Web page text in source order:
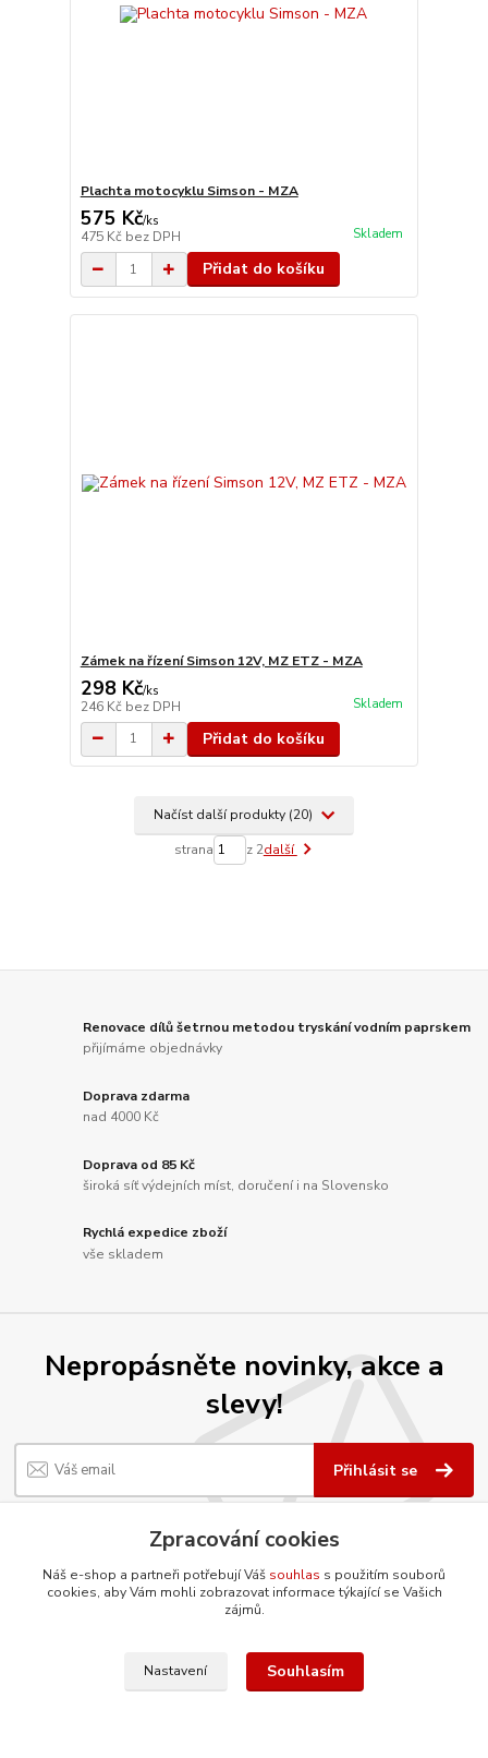
Plachta motocyklu Simson - MZA
575 Kč/ks
475 Kč bez DPH Skladem
Přidat do košíku
Zámek na řízení Simson 12V, MZ ETZ - MZA
298 Kč/ks
246 Kč bez DPH Skladem
Přidat do košíku
Načíst další produkty (20)
strana z 2další
Renovace dílů šetrnou metodou tryskání vodním paprskem
přijímáme objednávky
Doprava zdarma
nad 4000 Kč
Doprava od 85 Kč
široká síť výdejních míst, doručení i na Slovensko
Rychlá expedice zboží
vše skladem
Nepropásněte novinky, akce a
slevy!
Přihlásit se
Můžete se kdykoli odhlásit. Zasíláme jednou za 14 dní.
Co ještě umíme?Renovujeme díly šetrnou metodou
Zpracování cookies
Náš e-shop a partneři potřebují Váš souhlas s použitím souborů
cookies, aby Vám mohli zobrazovat informace týkající se Vašich
zájmů.
Nastavení Souhlasím